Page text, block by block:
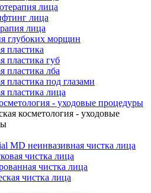
лица
лица
лица
глубоких морщин
пластика
пластика губ
пластика лба
пластика под глазами
пластика лица
- уходовые процедуры
косметология - уходовые
MD неинвазивная чистка лица
чистка лица
чистка лица
чистка лица